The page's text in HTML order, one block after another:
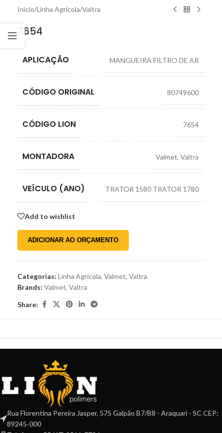
Início/Linha Agrícola/Valtra
7654
APLICAÇÃO MANGUEIRA FILTRO DE AR
CÓDIGO ORIGINAL 80749600
CÓDIGO LION 7654
MONTADORA Valmet, Valtra
VEÍCULO (ANO) TRATOR 1580 TRATOR 1780
Add to wishlist
ADICIONAR AO ORÇAMENTO
Categorias: Linha Agrícola, Valmet, Valtra
Brands: Valmet, Valtra
Share:
Rua Florentina Pereira Jasper, 575 Galpão B7/B8 - Araquari - SC CEP:
89245-000